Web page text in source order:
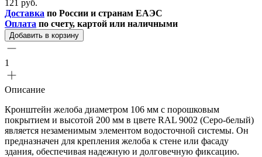
121 руб.
Доставка по России и странам ЕАЭС
Оплата по счету, картой или наличными
Добавить в корзину
1
Описание
Кронштейн желоба диаметром 106 мм с порошковым
покрытием и высотой 200 мм в цвете RAL 9002 (Серо-белый)
является незаменимым элементом водосточной системы. Он
предназначен для крепления желоба к стене или фасаду
здания, обеспечивая надежную и долговечную фиксацию.